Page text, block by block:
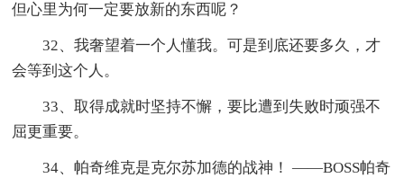
但心里为何一定要放新的东西呢？
32、我奢望着一个人懂我。可是到底还要多久，才
会等到这个人。
33、取得成就时坚持不懈，要比遭到失败时顽强不
屈更重要。
34、帕奇维克是克尔苏加德的战神！ ——BOSS帕奇